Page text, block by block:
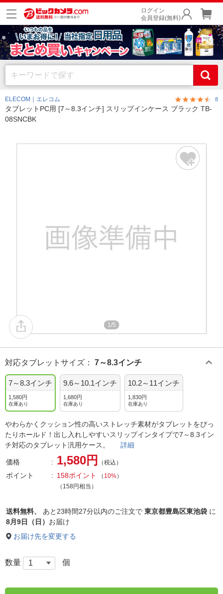
ログイン
会員登録(無料)
ELECOM｜エレコム 8
タブレットPC用 [7～8.3インチ] スリップインケース ブラック TB-
08SNCBK
1/5
対応タブレットサイズ ： 7～8.3インチ
7～8.3インチ
1,580円
在庫あり
9.6～10.1インチ
1,680円
在庫あり
10.2～11インチ
1,830円
在庫あり
やわらかくクッション性の高いストレッチ素材がタブレットをぴっ
たりホールド！出し入れしやすいスリップインタイプで7～8.3イン
チ対応のタブレット汎用ケース。 詳細
価格 1,580円 （税込）
ポイント 158ポイント （ 10%）
（158円相当）
送料無料、 あと 23時間27分以内のご注文で 東京都豊島区東池袋 に
8月9日（日） お届け
お届け先を変更する
数量 個